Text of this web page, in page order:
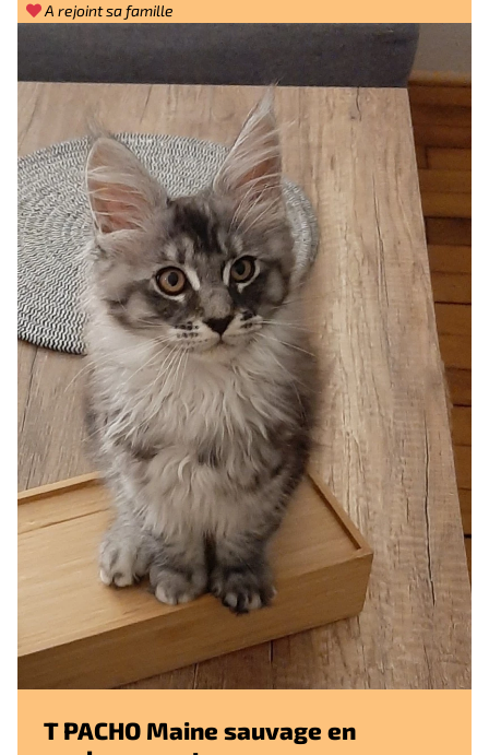
A rejoint sa famille
T PACHO Maine sauvage en